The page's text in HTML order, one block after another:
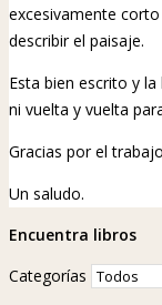
excesivamente
describir el paisaje.
Esta bien escrito y
ni vuelta y vuelta
Gracias por el
Un saludo.
Encuentra libros
Categorías